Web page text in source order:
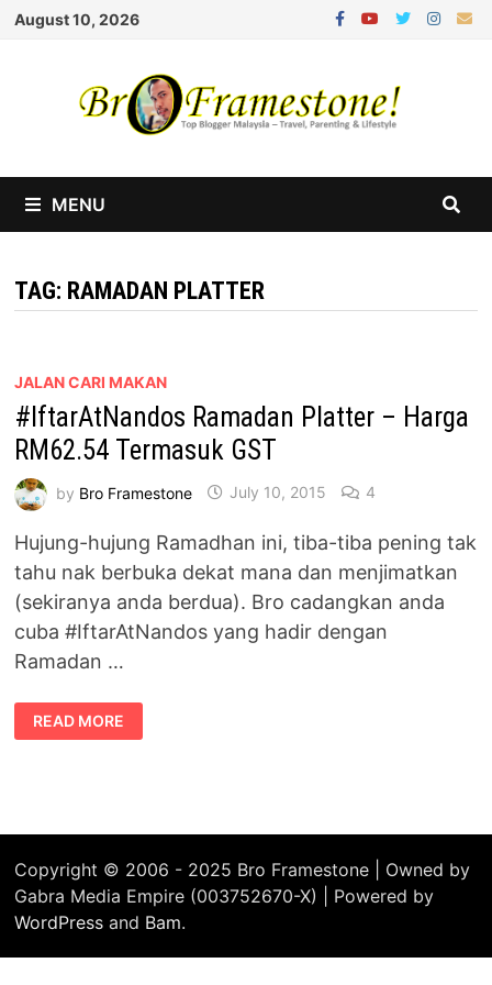
Skip
August 10, 2026
MENU
TAG: RAMADAN PLATTER
JALAN CARI MAKAN
#IftarAtNandos Ramadan Platter – Harga
RM62.54 Termasuk GST
by Bro Framestone July 10, 2015 4
Hujung-hujung Ramadhan ini, tiba-tiba pening tak
tahu nak berbuka dekat mana dan menjimatkan
(sekiranya anda berdua). Bro cadangkan anda
cuba #IftarAtNandos yang hadir dengan
Ramadan …
#IFTARATNANDOS
RAMADAN
PLATTER
READ MORE
Copyright © 2006 - 2025 Bro Framestone | Owned by
Gabra Media Empire (003752670-X) | Powered by
WordPress and Bam.